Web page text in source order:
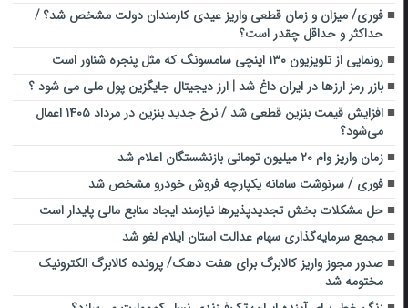
فوری/ میزان و زمان قطعی واریز عیدی کارمندان دولت مشخص شد؟ /
حداکثر و حداقل چقدر است؟
رونمایی از تلویزیون ۱۳۰ اینچی سامسونگ که مثل پنجره شناور است
بازر رمز ارزها در ایران داغ شد | ارز دیجیتال جایگزین پول ملی می شود ؟
افزایش قیمت بنزین قطعی شد / نرخ جدید بنزین در مرداد ۱۴۰۵ اعمال
می‌شود؟
زمان واریز وام ۲۰ میلیون تومانی بازنشستگان اعلام شد
فوری / سرنوشت سامانه یکپارچه فروش خودرو مشخص شد
حل مشکلات بخش تجدیدپذیرها نیازمند ایجاد منابع مالی پایدار است
مجمع سرمایه‌گذاری سهام عدالت استان ایلام لغو شد
صدور مجوز واریز کالابرگ برای هفت دهک/ پرونده کالابرگ الکترونیک
مختومه شد